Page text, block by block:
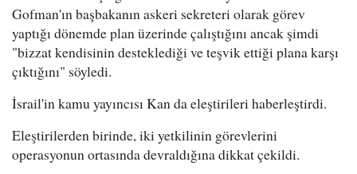
Gofman'ın başbakanın askeri sekreteri olarak görev
yaptığı dönemde plan üzerinde çalıştığını ancak şimdi
"bizzat kendisinin desteklediği ve teşvik ettiği plana karşı
çıktığını" söyledi.
İsrail'in kamu yayıncısı Kan da eleştirileri haberleştirdi.
Eleştirilerden birinde, iki yetkilinin görevlerini
operasyonun ortasında devraldığına dikkat çekildi.